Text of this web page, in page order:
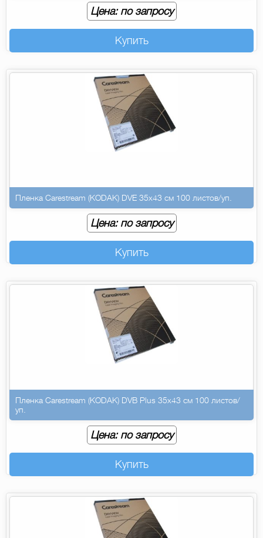
Цена: по запросу
Купить
Пленка Carestream (KODAK) DVE 35х43 см 100 листов/уп.
Цена: по запросу
Купить
Пленка Carestream (KODAK) DVB Plus 35х43 см 100 листов/
уп.
Цена: по запросу
Купить